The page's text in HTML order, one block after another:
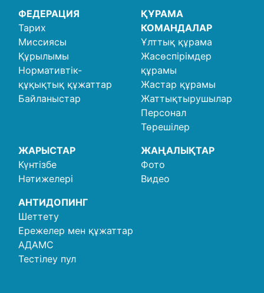
ФЕДЕРАЦИЯ
Тарих
Миссиясы
Құрылымы
Нормативтік-
құқықтық құжаттар
Байланыстар
ҚҰРАМА
КОМАНДАЛАР
Ұлттық құрама
Жасөспірімдер
құрамы
Жастар құрамы
Жаттықтырушылар
Персонал
Төрешілер
ЖАРЫСТАР
Күнтізбе
Нәтижелері
ЖАҢАЛЫҚТАР
Фото
Видео
АНТИДОПИНГ
Шеттету
Ережелер мен құжаттар
АДАМС
Тестілеу пул